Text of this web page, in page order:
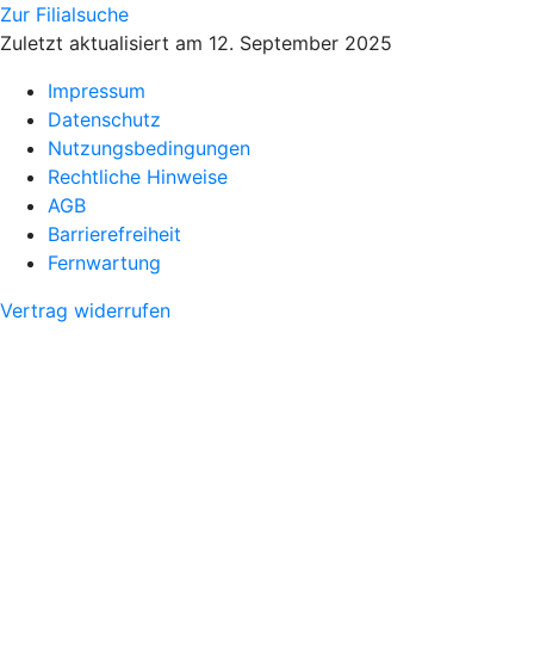
Zur Filialsuche
Zuletzt aktualisiert am 12. September 2025
Impressum
Datenschutz
Nutzungsbedingungen
Rechtliche Hinweise
AGB
Barrierefreiheit
Fernwartung
Vertrag widerrufen